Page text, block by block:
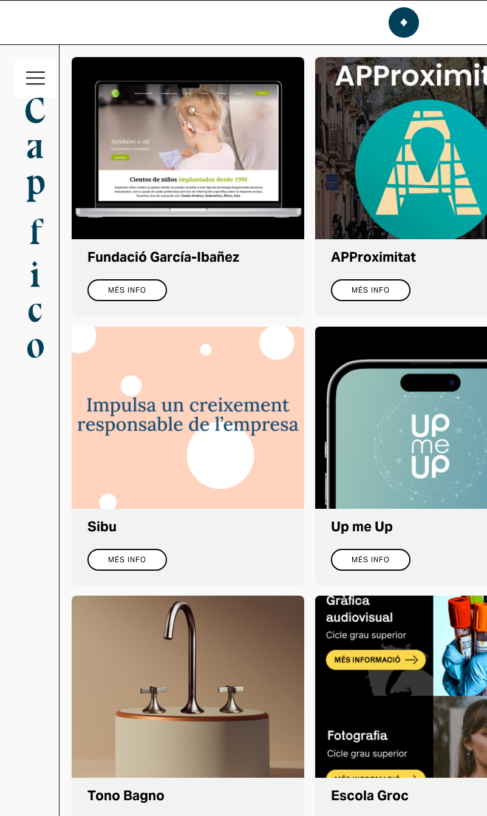
Fundació García-Ibañez
MÉS INFO
APProximitat
MÉS INFO
Sibu
MÉS INFO
Up me Up
MÉS INFO
Tono Bagno Escola Groc